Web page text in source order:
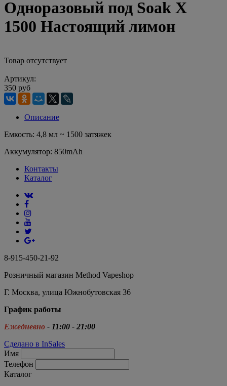
Одноразовый под Soak X
1500 Настоящий лимон
Товар отсутствует
Артикул:
350 руб
Описание
Емкость: 4,8 мл ~ 1500 затяжек
Аккумулятор: 850mAh
Контакты
Каталог
8-915-450-21-92
Розничный магазин Method Vapeshop
Г. Москва, улица Южнобутовская 36
График работы
Ежедневно - 11:00 - 21:00
Сделано в InSales
Имя
Телефон
Каталог